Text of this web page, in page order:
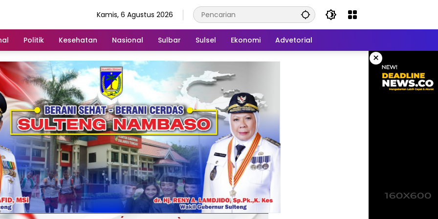
Kamis, 6 Agustus 2026
Politik Kesehatan Nasional Sulbar Sulsel Ekonomi Advetorial
×